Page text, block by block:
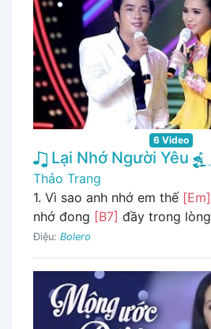
6 Video
Lại Nhớ Người Yêu
Thảo Trang
1. Vì sao anh nhớ em thế [Em]
nhớ đong [B7] đầy trong lòng
Điệu: Bolero